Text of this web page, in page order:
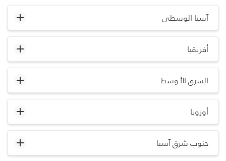
آسيا الوسطى
أفريقيا
الشرق الأوسط
أوروبا
جنوب شرق آسيا